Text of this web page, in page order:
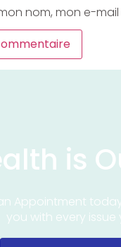
nom, mon e-
is
Appointment
you with every